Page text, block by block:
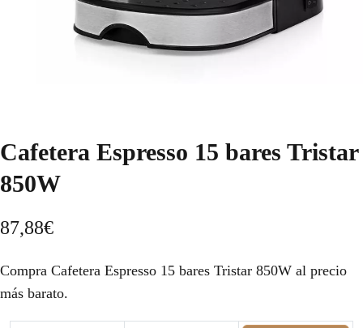
Cafetera Espresso 15 bares Tristar
850W
87,88€
Compra Cafetera Espresso 15 bares Tristar 850W al precio
más barato.